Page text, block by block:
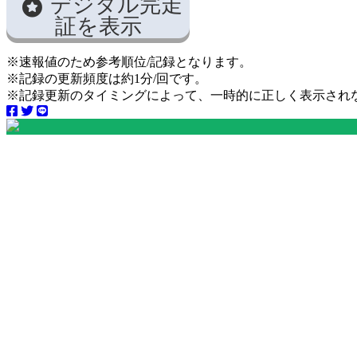
証を表示
※速報値のため参考順位/記録となります。
※記録の更新頻度は約1分/回です。
※記録更新のタイミングによって、一時的に正しく表示され